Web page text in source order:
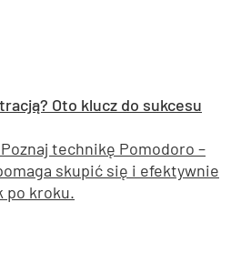
Oto klucz do sukcesu
technikę Pomodoro –
skupić się i efektywnie
po kroku.